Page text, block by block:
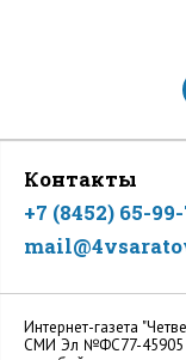
Контакты
+7 (8452) 65-
Интернет-газета
СМИ Эл №ФС77-45905